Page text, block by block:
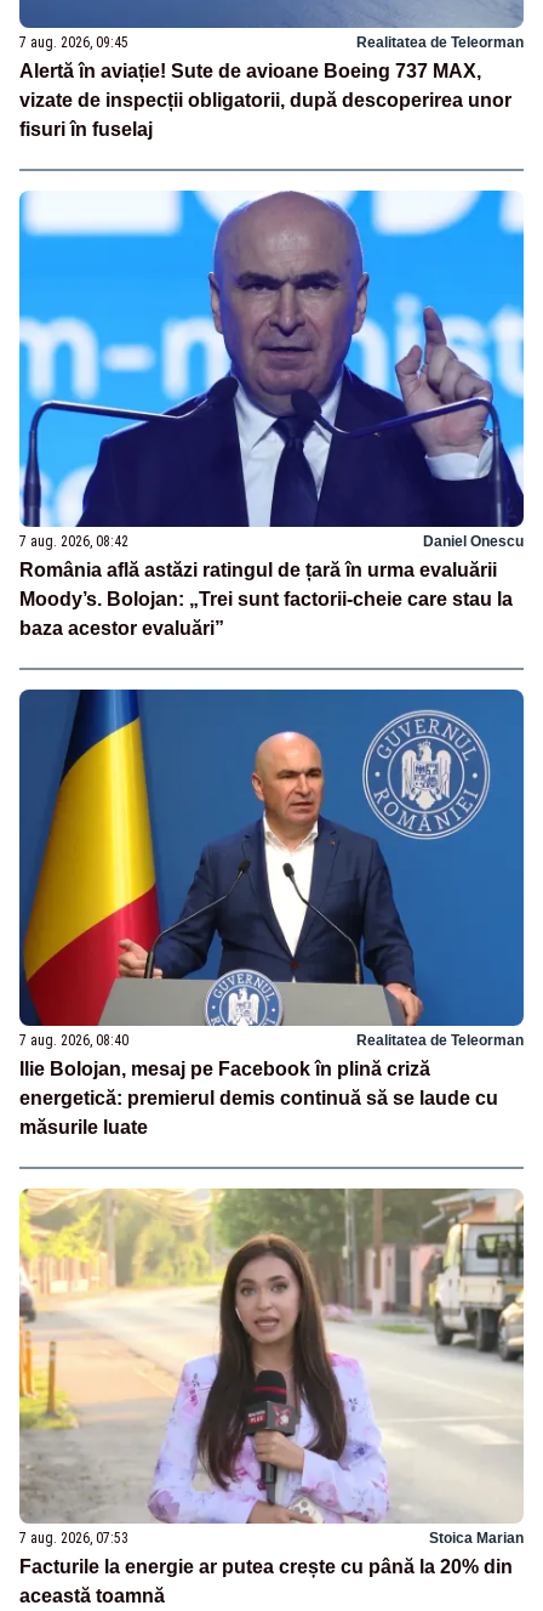
7 aug. 2026, 09:45 Realitatea de Teleorman
Alertă în aviație! Sute de avioane Boeing 737 MAX,
vizate de inspecții obligatorii, după descoperirea unor
fisuri în fuselaj
7 aug. 2026, 08:42 Daniel Onescu
România află astăzi ratingul de țară în urma evaluării
Moody’s. Bolojan: „Trei sunt factorii-cheie care stau la
baza acestor evaluări”
7 aug. 2026, 08:40 Realitatea de Teleorman
Ilie Bolojan, mesaj pe Facebook în plină criză
energetică: premierul demis continuă să se laude cu
măsurile luate
7 aug. 2026, 07:53 Stoica Marian
Facturile la energie ar putea crește cu până la 20% din
această toamnă